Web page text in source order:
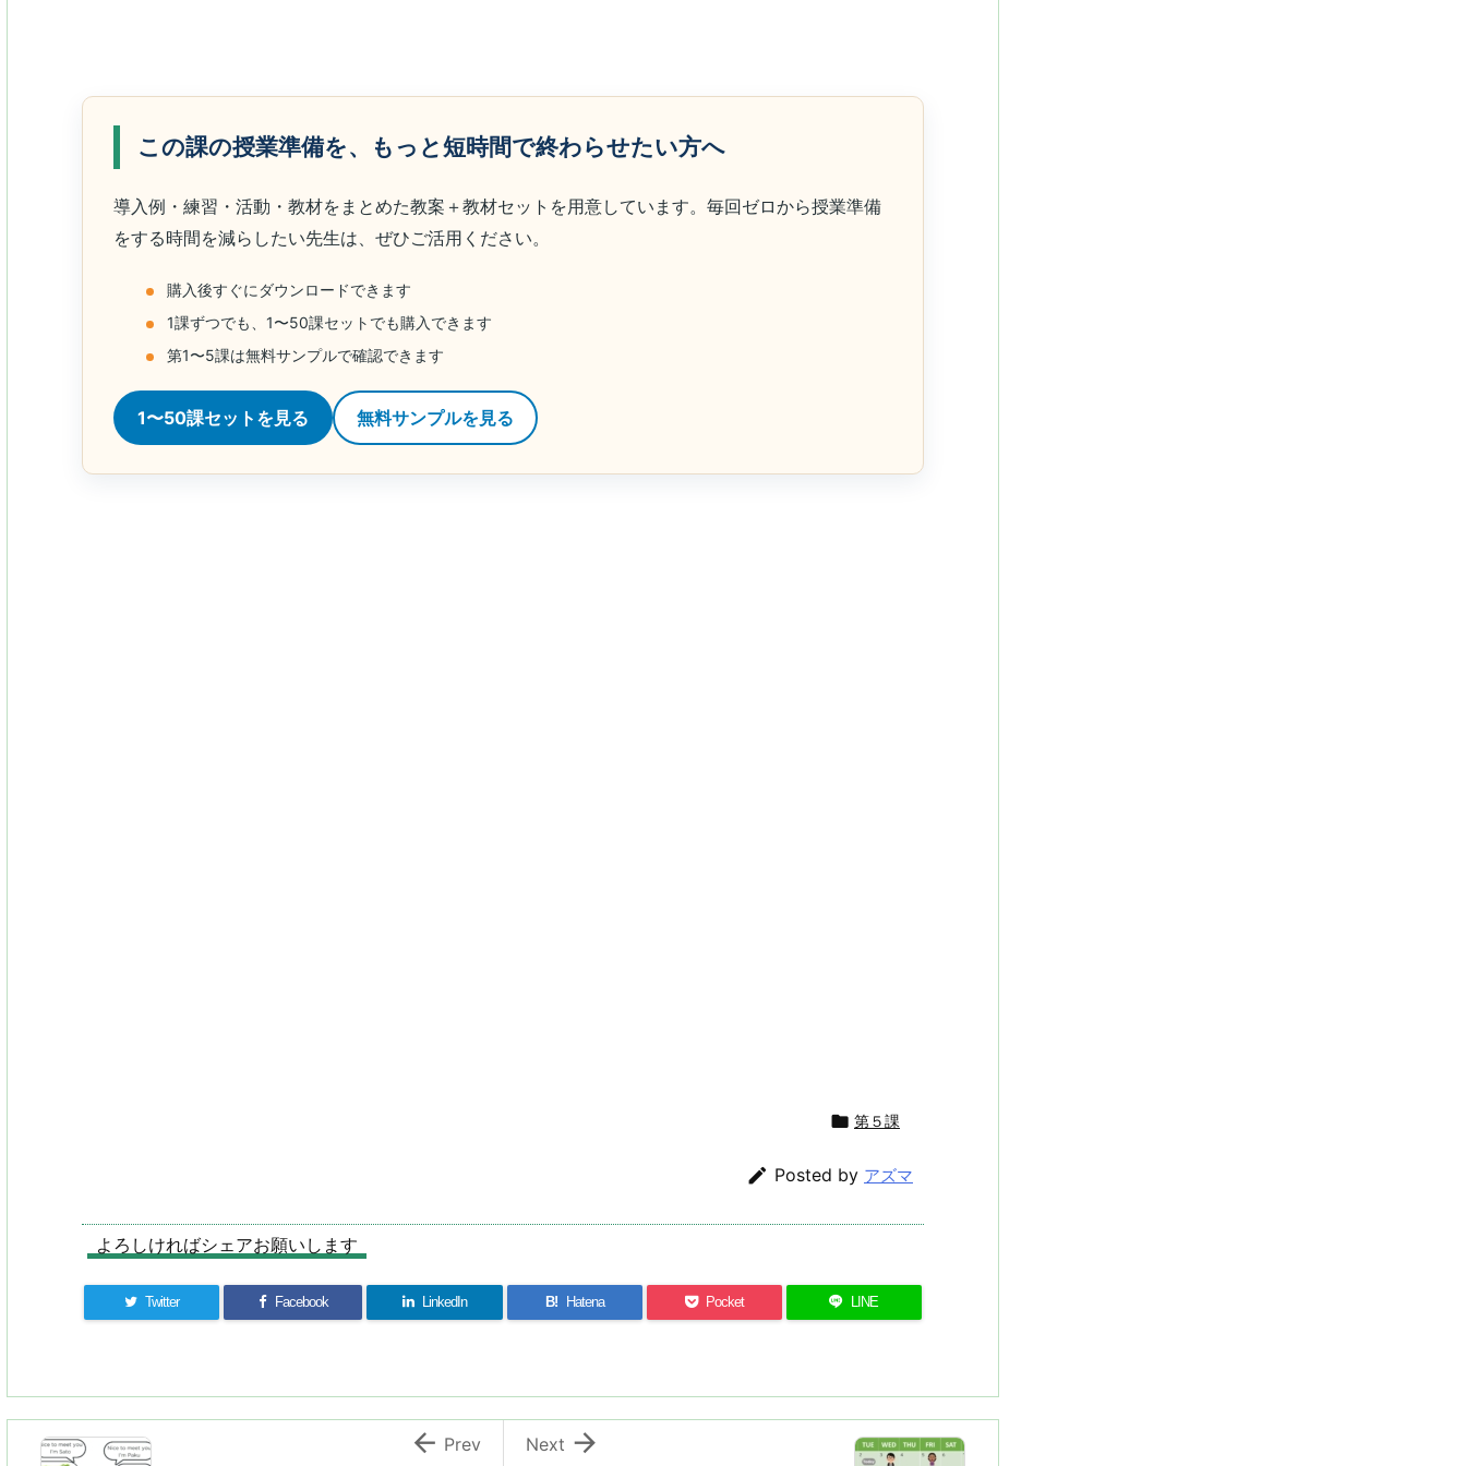
この課の授業準備を、もっと短時間で終わらせたい方へ
導入例・練習・活動・教材をまとめた教案＋教材セットを用意しています。毎回ゼロから授業準備
をする時間を減らしたい先生は、ぜひご活用ください。
購入後すぐにダウンロードできます
1課ずつでも、1〜50課セットでも購入できます
第1〜5課は無料サンプルで確認できます
1〜50課セットを見る 無料サンプルを見る
 第５課
 Posted by アズマ
よろしければシェアお願いします
Twitter Facebook LinkedIn B! Hatena Pocket LINE

Next
 Prev